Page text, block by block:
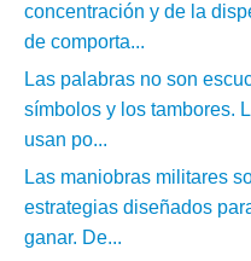
concentración y de la
de comporta...
Las palabras no son
símbolos y los tambores.
usan po...
Las maniobras militares
estrategias diseñados
ganar. De...